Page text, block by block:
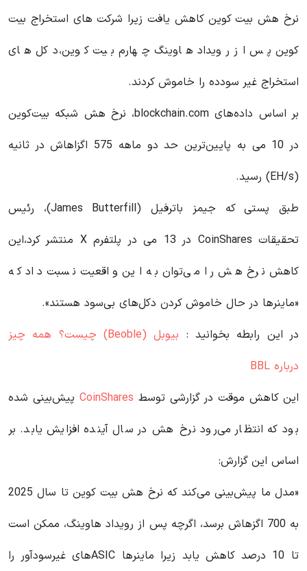
نرخ هش بیت کوین کاهش یافت زیرا شرکت های استخراج بیت
کوین پس از رویداد هاوینگ چهارم بیت کوین، دکل های
استخراج غیر سودده را خاموش کردند.
بر اساس داده‌های blockchain.com، نرخ هش شبکه بیت‌کوین
در 10 می به پایین‌ترین حد دو ماهه 575 اگزاهاش در ثانیه
(EH/s) رسید.
طبق پستی که جیمز باترفیل (James Butterfill)، رئیس
تحقیقات CoinShares در 13 می در پلتفرم X منتشر کرد،این
کاهش نرخ هش را می‌توان به این واقعیت نسبت داد که
«ماینرها در حال خاموش کردن دکل‌های بی‌سود هستند».
در این رابطه بخوانید‌ :
بیوبل (Beoble) چیست؟ همه چیز
درباره BBL
این کاهش موقت در گزارشی توسط CoinShares پیش‌بینی شده
بود که انتظار می‌رود نرخ هش در سال آینده افزایش یابد. بر
اساس این گزارش:
«مدل ما پیش‌بینی می‌کند که نرخ هش بیت کوین تا سال 2025
به 700 اگزهاش برسد، اگرچه پس از رویداد هاوینگ، ممکن است
تا 10 درصد کاهش یابد زیرا ماینرها ASIC‌های غیرسودآور را